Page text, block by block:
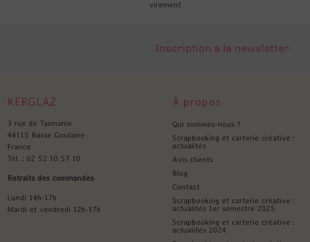
virement
Inscription à la newsletter
KERGLAZ
3 rue de Tasmanie
44115 Basse Goulaine
France
Tél. : 02 52 10 57 10
Retraits des commandes
Lundi 14h-17h
Mardi et vendredi 12h-17h
À propos
Qui sommes-nous ?
Scrapbooking et carterie créative :
actualités
Avis clients
Blog
Contact
Scrapbooking et carterie créative :
actualités 1er semestre 2025
Scrapbooking et carterie créative :
actualités 2024